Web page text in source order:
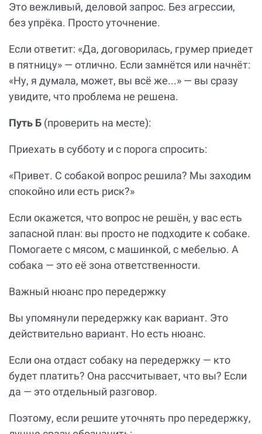
Это вежливый, деловой запрос. Без агрессии,
без упрёка. Просто уточнение.
Если ответит: «Да, договорилась, грумер приедет
в пятницу» — отлично. Если замнётся или начнёт:
«Ну, я думала, может, вы всё же...» — вы сразу
увидите, что проблема не решена.
Путь Б (проверить на месте):
Приехать в субботу и с порога спросить:
«Привет. С собакой вопрос решила? Мы заходим
спокойно или есть риск?»
Если окажется, что вопрос не решён, у вас есть
запасной план: вы просто не подходите к собаке.
Помогаете с мясом, с машинкой, с мебелью. А
собака — это её зона ответственности.
Важный нюанс про передержку
Вы упомянули передержку как вариант. Это
действительно вариант. Но есть нюанс.
Если она отдаст собаку на передержку — кто
будет платить? Она рассчитывает, что вы? Если
да — это отдельный разговор.
Поэтому, если решите уточнять про передержку,